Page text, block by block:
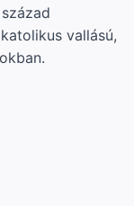
vallású,